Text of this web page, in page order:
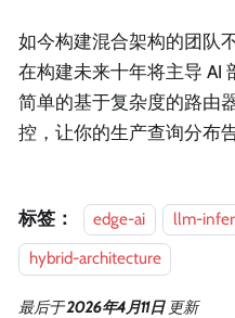
如今构建混合架构的团队
在构建未来十年将主导 AI
简单的基于复杂度的路由
控，让你的生产查询分布
标签： edge-ai llm-
hybrid-architecture
最后于2026年4月11日 更新